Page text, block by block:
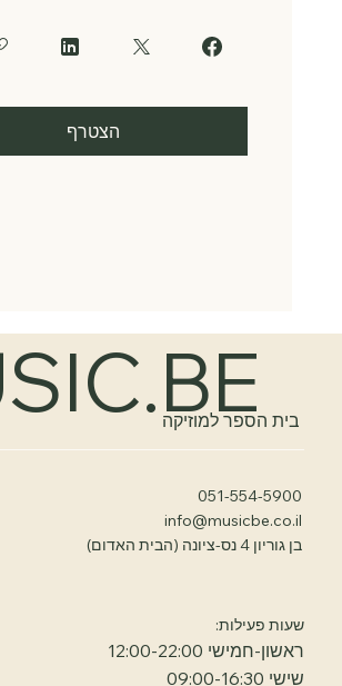
הצטרף
051-554-5900
info@musicbe.co.il
בן גוריון 4 נס-ציונה (הבית האדום)
שעות פעילות:
ראשון-חמישי 12:00-22:00
שישי 09:00-16:30
בית הספר למוזיקה